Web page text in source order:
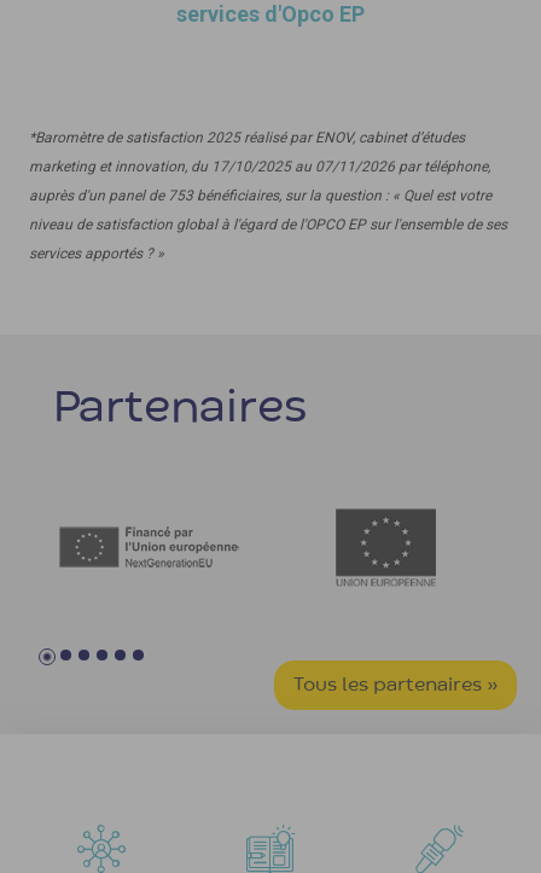
services d'Opco EP
*Baromètre de satisfaction 2025 réalisé par ENOV, cabinet d’études
marketing et innovation, du 17/10/2025 au 07/11/2026 par téléphone,
auprès d'un panel de 753 bénéficiaires, sur la question : « Quel est votre
niveau de satisfaction global à l'égard de l'OPCO EP sur l'ensemble de ses
services apportés ? »
Partenaires
Tous les partenaires »